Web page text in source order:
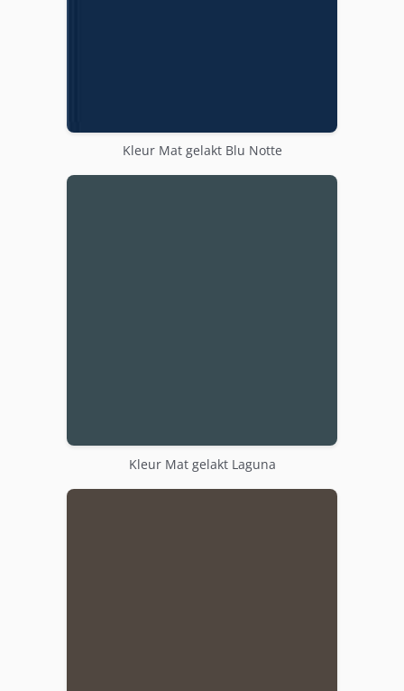
Kleur Mat gelakt Blu Notte
Kleur Mat gelakt Laguna